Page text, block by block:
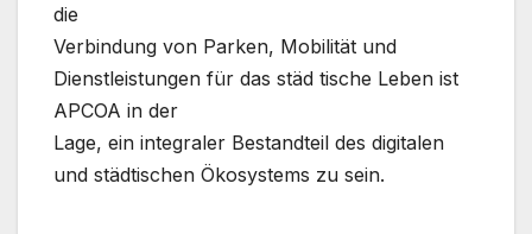
die
Verbindung von Parken, Mobilität und
Dienstleistungen für das städ tische Leben ist
APCOA in der
Lage, ein integraler Bestandteil des digitalen
und städtischen Ökosystems zu sein.